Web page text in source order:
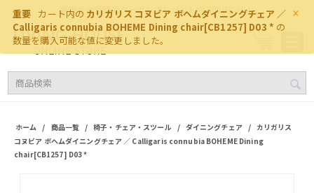
×
重要 カート内の カリガリス コヌビア ボヘムダイニングチェア ／
Calligaris connubia BOHEME Dining chair[CB1257] D03 * の
数量を購入可能な値に変更しました。
新規会員登録でクーポンプレゼント中 500円OFF！
ホーム / 商品一覧 / 椅子・チェア・スツール / ダイニングチェア /
カリガリス
コヌビア ボヘムダイニングチェア ／ Calligaris connubia BOHEME Dining
chair[CB1257] D03 *